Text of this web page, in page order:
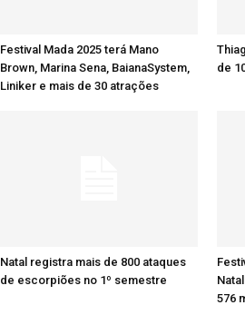
Festival Mada 2025 terá Mano
Brown, Marina Sena, BaianaSystem,
Liniker e mais de 30 atrações
de
Natal registra mais de 800 ataques
de escorpiões no 1º semestre
576